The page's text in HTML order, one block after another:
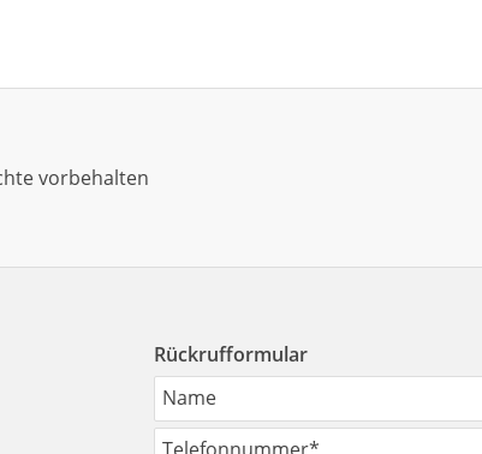
vorbehalten
Rückrufformular
Name